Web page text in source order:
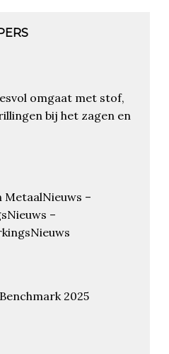
omgaat met stof,
bij het zagen en
–
–
2025